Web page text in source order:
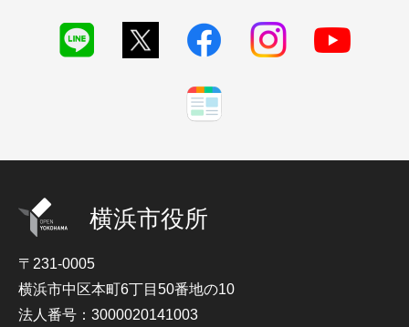
横浜市役所
〒231-0005
横浜市中区本町6丁目50番地の10
法人番号：3000020141003